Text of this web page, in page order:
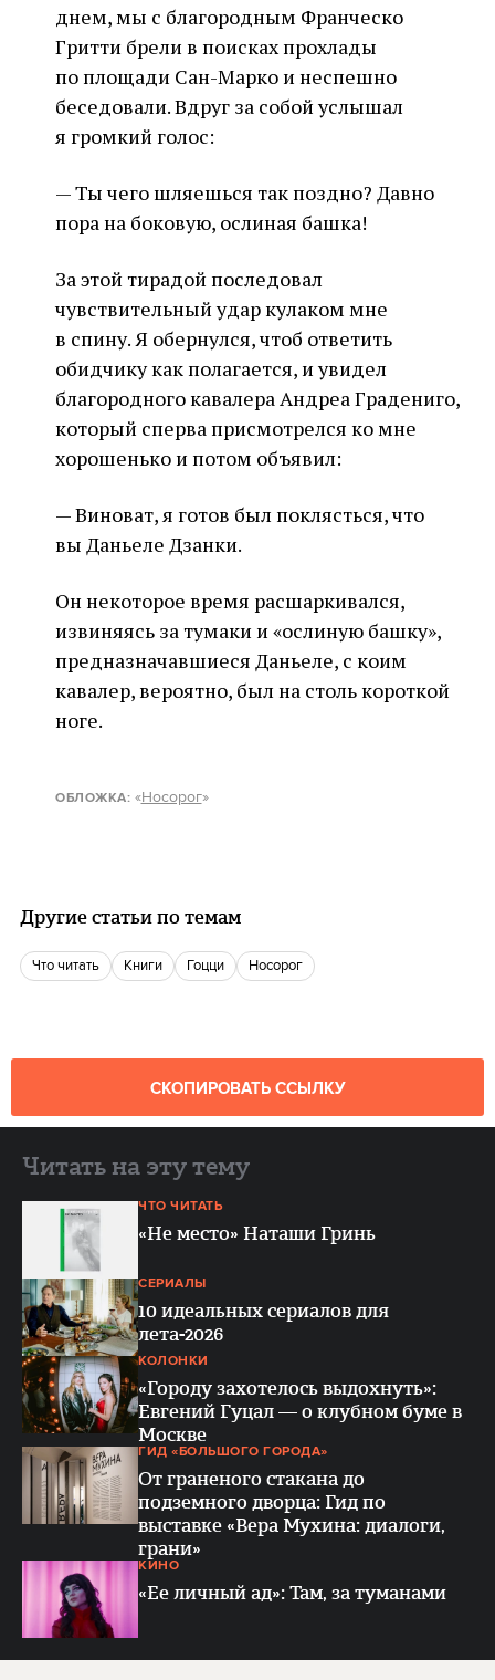
днем, мы с благородным Франческо
Гритти брели в поисках прохлады
по площади Сан-Марко и неспешно
беседовали. Вдруг за собой услышал
я громкий голос:
— Ты чего шляешься так поздно? Давно
пора на боковую, ослиная башка!
За этой тирадой последовал
чувствительный удар кулаком мне
в спину. Я обернулся, чтоб ответить
обидчику как полагается, и увидел
благородного кавалера Андреа Градениго,
который сперва присмотрелся ко мне
хорошенько и потом объявил:
— Виноват, я готов был поклясться, что
вы Даньеле Дзанки.
Он некоторое время расшаркивался,
извиняясь за тумаки и «ослиную башку»,
предназначавшиеся Даньеле, с коим
кавалер, вероятно, был на столь короткой
ноге.
ОБЛОЖКА: «Носорог»
Другие статьи по темам
что читать книги Гоцци Носорог
СКОПИРОВАТЬ ССЫЛКУ
Читать на эту тему
ЧТО ЧИТАТЬ
«Не место» Наташи Гринь
СЕРИАЛЫ
10 идеальных сериалов для
лета-2026
КОЛОНКИ
«Городу захотелось выдохнуть»:
Евгений Гуцал — о клубном буме в
Москве
ГИД «БОЛЬШОГО ГОРОДА»
От граненого стакана до
подземного дворца: Гид по
выставке «Вера Мухина: диалоги,
грани»
КИНО
«Ее личный ад»: Там, за туманами